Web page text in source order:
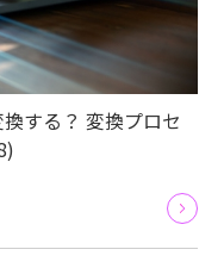
する？ 変換プロセ